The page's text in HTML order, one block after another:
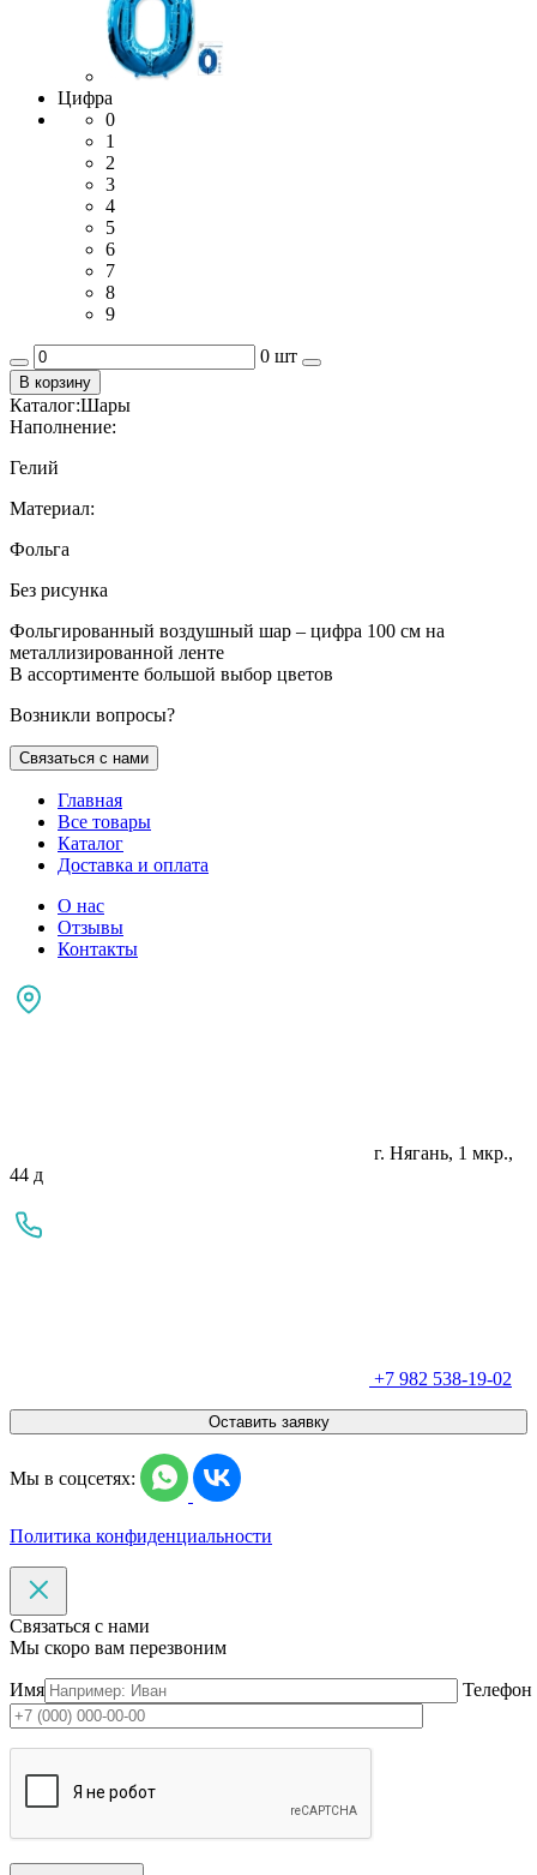
Цифра
0
1
2
3
4
5
6
7
8
9
0 шт
В корзину
Каталог:Шары
Наполнение:
Гелий
Материал:
Фольга
Без рисунка
Фольгированный воздушный шар – цифра 100 см на
металлизированной ленте
В ассортименте большой выбор цветов
Возникли вопросы?
Связаться с нами
Главная
Все товары
Каталог
Доставка и оплата
О нас
Отзывы
Контакты
г. Нягань, 1 мкр.,
44 д
+7 982 538-19-02
Оставить заявку
Мы в соцсетях:
Политика конфиденциальности
Связаться с нами
Мы скоро вам перезвоним
Имя Телефон